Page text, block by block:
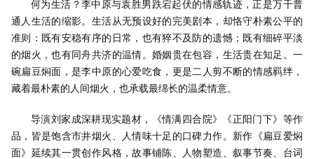
何为生活？李中原与袁胜男跌宕起伏的情感轨迹，正是万千普
通人生活的缩影。生活从无预设好的完美剧本，却恪守朴素公平的
准则：既有安稳有序的日常，也有猝不及防的遗憾；既有细碎平淡
的烟火，也有同舟共济的温情。婚姻贵在包容，生活贵在知足。一
碗扁豆焖面，是李中原的心爱吃食，更是二人剪不断的情感羁绊，
藏着最朴素的人间烟火，也承载最绵长的温柔情意。
导演刘家成深耕现实题材，《情满四合院》《正阳门下》等作
品，皆是饱含市井烟火、人情味十足的口碑力作。新作《扁豆爱焖
面》延续其一贯创作风格，故事铺陈、人物塑造、叙事节奏、台词